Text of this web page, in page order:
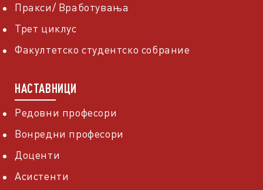
Пракси/ Вработувања
Трет циклус
Факултетско студентско собрание
НАСТАВНИЦИ
Редовни професори
Вонредни професори
Доценти
Асистенти